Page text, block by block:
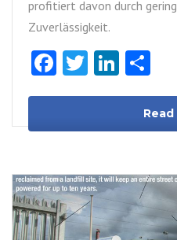
profitiert davon durch
Zuverlässigkeit.
Facebook
Twitter